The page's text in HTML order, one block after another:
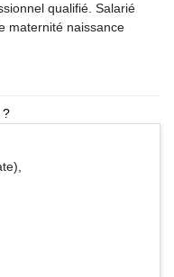
qualifié. Salarié
maternité naissance
?